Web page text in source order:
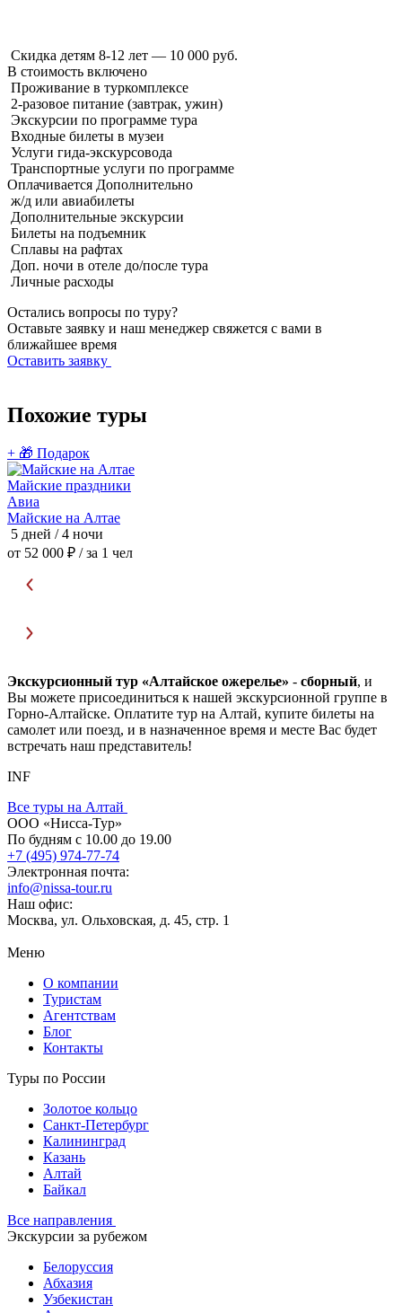
Скидка детям 8-12 лет — 10 000 руб.
В стоимость включено
Проживание в туркомплексе
2-разовое питание (завтрак, ужин)
Экскурсии по программе тура
Входные билеты в музеи
Услуги гида-экскурсовода
Транспортные услуги по программе
Оплачивается Дополнительно
ж/д или авиабилеты
Дополнительные экскурсии
Билеты на подъемник
Сплавы на рафтах
Доп. ночи в отеле до/после тура
Личные расходы
Остались вопросы по туру?
Оставьте заявку и наш менеджер свяжется с вами в
ближайшее время
Оставить заявку
Похожие туры
+ 🎁 Подарок
Майские праздники
Авиа
Майские на Алтае
5 дней / 4 ночи
от 52 000 ₽ / за 1 чел
Экскурсионный тур «Алтайское ожерелье» - сборный, и
Вы можете присоединиться к нашей экскурсионной группе в
Горно-Алтайске. Оплатите тур на Алтай, купите билеты на
самолет или поезд, и в назначенное время и месте Вас будет
встречать наш представитель!
INF
Все туры на Алтай
ООО «Нисса-Тур»
По будням с 10.00 до 19.00
+7 (495) 974-77-74
Электронная почта:
info@nissa-tour.ru
Наш офис:
Москва, ул. Ольховская, д. 45, стр. 1
Меню
О компании
Туристам
Агентствам
Блог
Контакты
Туры по России
Золотое кольцо
Санкт-Петербург
Калининград
Казань
Алтай
Байкал
Все направления
Экскурсии за рубежом
Белоруссия
Абхазия
Узбекистан